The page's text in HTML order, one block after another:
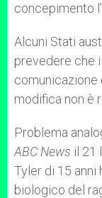
concepimento
Alcuni Stati
prevedere che
comunicazione
modifica non è
Problema
ABC News il 21
Tyler di 15
biologico del